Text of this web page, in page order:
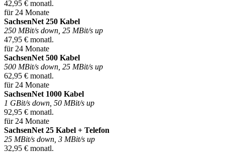
42,95 € monatl.
für 24 Monate
SachsenNet 250 Kabel
250 MBit/s down, 25 MBit/s up
47,95 € monatl.
für 24 Monate
SachsenNet 500 Kabel
500 MBit/s down, 25 MBit/s up
62,95 € monatl.
für 24 Monate
SachsenNet 1000 Kabel
1 GBit/s down, 50 MBit/s up
92,95 € monatl.
für 24 Monate
SachsenNet 25 Kabel + Telefon
25 MBit/s down, 3 MBit/s up
32,95 € monatl.